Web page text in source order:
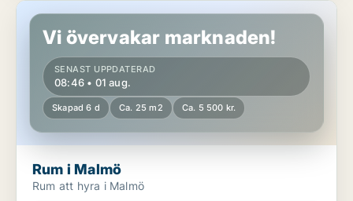
Rum i Malmö
Vi övervakar marknaden!
SENAST UPPDATERAD
08:46 • 01 aug.
Skapad 6 d Ca. 25 m2 Ca. 5 500 kr.
Rum i Malmö
Rum att hyra i Malmö